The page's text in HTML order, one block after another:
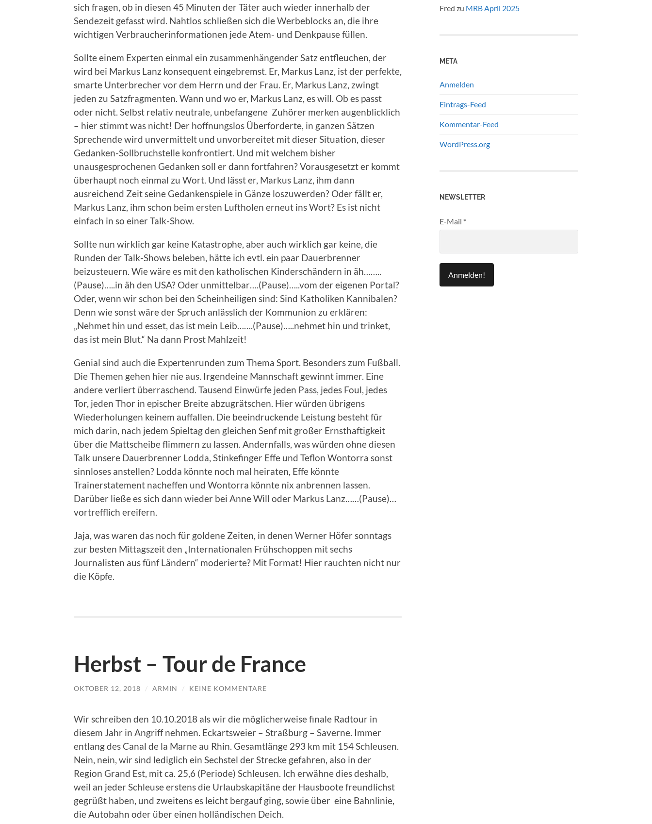
sich fragen, ob in diesen 45 Minuten der Täter auch wieder innerhalb der
Sendezeit gefasst wird. Nahtlos schließen sich die Werbeblocks an, die ihre
wichtigen Verbraucherinformationen jede Atem- und Denkpause füllen.
Sollte einem Experten einmal ein zusammenhängender Satz entfleuchen, der
wird bei Markus Lanz konsequent eingebremst. Er, Markus Lanz, ist der perfekte,
smarte Unterbrecher vor dem Herrn und der Frau. Er, Markus Lanz, zwingt
jeden zu Satzfragmenten. Wann und wo er, Markus Lanz, es will. Ob es passt
oder nicht. Selbst relativ neutrale, unbefangene Zuhörer merken augenblicklich
– hier stimmt was nicht! Der hoffnungslos Überforderte, in ganzen Sätzen
Sprechende wird unvermittelt und unvorbereitet mit dieser Situation, dieser
Gedanken-Sollbruchstelle konfrontiert. Und mit welchem bisher
unausgesprochenen Gedanken soll er dann fortfahren? Vorausgesetzt er kommt
überhaupt noch einmal zu Wort. Und lässt er, Markus Lanz, ihm dann
ausreichend Zeit seine Gedankenspiele in Gänze loszuwerden? Oder fällt er,
Markus Lanz, ihm schon beim ersten Luftholen erneut ins Wort? Es ist nicht
einfach in so einer Talk-Show.
Sollte nun wirklich gar keine Katastrophe, aber auch wirklich gar keine, die
Runden der Talk-Shows beleben, hätte ich evtl. ein paar Dauerbrenner
beizusteuern. Wie wäre es mit den katholischen Kinderschändern in äh……..
(Pause)…..in äh den USA? Oder unmittelbar….(Pause)…..vom der eigenen Portal?
Oder, wenn wir schon bei den Scheinheiligen sind: Sind Katholiken Kannibalen?
Denn wie sonst wäre der Spruch anlässlich der Kommunion zu erklären:
„Nehmet hin und esset, das ist mein Leib…….(Pause)…..nehmet hin und trinket,
das ist mein Blut.“ Na dann Prost Mahlzeit!
Genial sind auch die Expertenrunden zum Thema Sport. Besonders zum Fußball.
Die Themen gehen hier nie aus. Irgendeine Mannschaft gewinnt immer. Eine
andere verliert überraschend. Tausend Einwürfe jeden Pass, jedes Foul, jedes
Tor, jeden Thor in epischer Breite abzugrätschen. Hier würden übrigens
Wiederholungen keinem auffallen. Die beeindruckende Leistung besteht für
mich darin, nach jedem Spieltag den gleichen Senf mit großer Ernsthaftigkeit
über die Mattscheibe flimmern zu lassen. Andernfalls, was würden ohne diesen
Talk unsere Dauerbrenner Lodda, Stinkefinger Effe und Teflon Wontorra sonst
sinnloses anstellen? Lodda könnte noch mal heiraten, Effe könnte
Trainerstatement nacheffen und Wontorra könnte nix anbrennen lassen.
Darüber ließe es sich dann wieder bei Anne Will oder Markus Lanz……(Pause)…
vortrefflich ereifern.
Jaja, was waren das noch für goldene Zeiten, in denen Werner Höfer sonntags
zur besten Mittagszeit den „Internationalen Frühschoppen mit sechs
Journalisten aus fünf Ländern“ moderierte? Mit Format! Hier rauchten nicht nur
die Köpfe.
Herbst – Tour de France
OKTOBER 12, 2018 / ARMIN / KEINE KOMMENTARE
Wir schreiben den 10.10.2018 als wir die möglicherweise finale Radtour in
diesem Jahr in Angriff nehmen. Eckartsweier – Straßburg – Saverne. Immer
entlang des Canal de la Marne au Rhin. Gesamtlänge 293 km mit 154 Schleusen.
Nein, nein, wir sind lediglich ein Sechstel der Strecke gefahren, also in der
Region Grand Est, mit ca. 25,6 (Periode) Schleusen. Ich erwähne dies deshalb,
weil an jeder Schleuse erstens die Urlaubskapitäne der Hausboote freundlichst
gegrüßt haben, und zweitens es leicht bergauf ging, sowie über eine Bahnlinie,
die Autobahn oder über einen holländischen Deich.
Fred zu MRB April 2025
META
Anmelden
Eintrags-Feed
Kommentar-Feed
WordPress.org
NEWSLETTER
E-Mail *